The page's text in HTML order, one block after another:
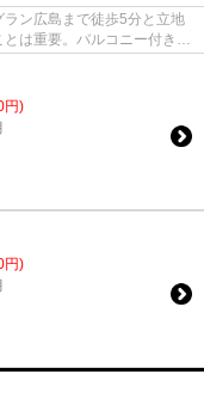
ラン広島まで徒歩5分と立地
は重要。バルコニー付きの
円)
円)